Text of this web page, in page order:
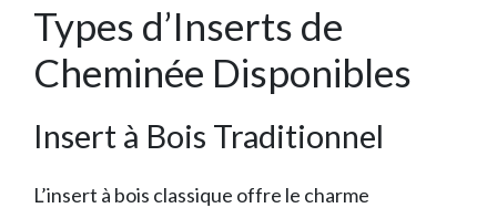
Types d’Inserts de
Cheminée Disponibles
Insert à Bois Traditionnel
L’insert à bois classique offre le charme